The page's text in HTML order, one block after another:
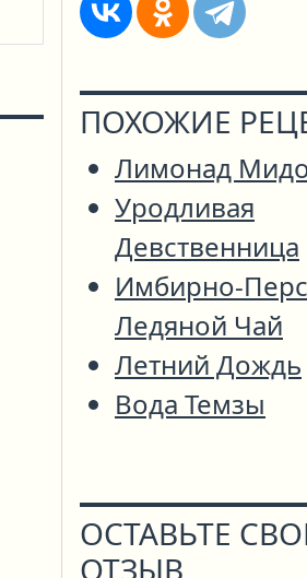
ПОХОЖИЕ
Лимонад
Уродливая
Девственница
Имбирно-
Ледяной Чай
Летний Дождь
Вода Темзы
ОСТАВЬТЕ
ОТЗЫВ